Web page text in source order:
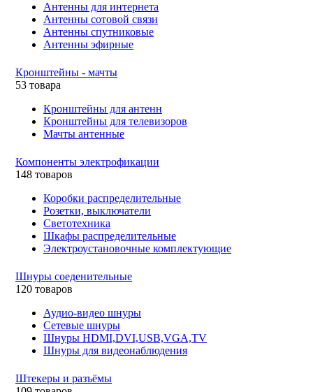
Антенны для интернета
Антенны сотовой связи
Антенны спутниковые
Антенны эфирные
Кронштейны - мачты
53 товара
Кронштейны для антенн
Кронштейны для телевизоров
Мачты антенные
Компоненты электрофикации
148 товаров
Коробки распределительные
Розетки, выключатели
Светотехника
Шкафы распределительные
Электроустановочные комплектующие
Шнуры соеденительные
120 товаров
Аудио-видео шнуры
Сетевые шнуры
Шнуры HDMI,DVI,USB,VGA,TV
Шнуры для видеонаблюдения
Штекеры и разъёмы